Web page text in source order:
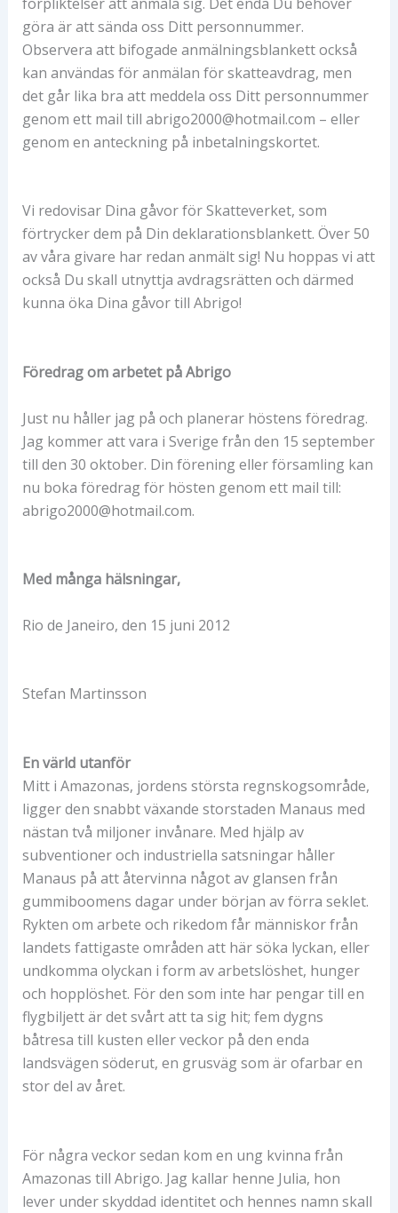
göra är att sända oss Ditt personnummer.
Observera att bifogade anmälningsblankett också
kan användas för anmälan för skatteavdrag, men
det går lika bra att meddela oss Ditt personnummer
genom ett mail till abrigo2000@hotmail.com – eller
genom en anteckning på inbetalningskortet.
Vi redovisar Dina gåvor för Skatteverket, som
förtrycker dem på Din deklarationsblankett. Över 50
av våra givare har redan anmält sig! Nu hoppas vi att
också Du skall utnyttja avdragsrätten och därmed
kunna öka Dina gåvor till Abrigo!
Föredrag om arbetet på Abrigo
Just nu håller jag på och planerar höstens föredrag.
Jag kommer att vara i Sverige från den 15 september
till den 30 oktober. Din förening eller församling kan
nu boka föredrag för hösten genom ett mail till:
abrigo2000@hotmail.com.
Med många hälsningar,
Rio de Janeiro, den 15 juni 2012
Stefan Martinsson
En värld utanför
Mitt i Amazonas, jordens största regnskogsområde,
ligger den snabbt växande storstaden Manaus med
nästan två miljoner invånare. Med hjälp av
subventioner och industriella satsningar håller
Manaus på att återvinna något av glansen från
gummiboomens dagar under början av förra seklet.
Rykten om arbete och rikedom får människor från
landets fattigaste områden att här söka lyckan, eller
undkomma olyckan i form av arbetslöshet, hunger
och hopplöshet. För den som inte har pengar till en
flygbiljett är det svårt att ta sig hit; fem dygns
båtresa till kusten eller veckor på den enda
landsvägen söderut, en grusväg som är ofarbar en
stor del av året.
För några veckor sedan kom en ung kvinna från
Amazonas till Abrigo. Jag kallar henne Julia, hon
lever under skyddad identitet och hennes namn skall